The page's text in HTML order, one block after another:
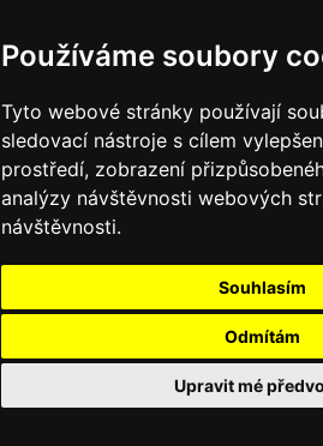
Používáme soubory
Tyto webové stránky používají
sledovací nástroje s cílem
prostředí, zobrazení
analýzy návštěvnosti webových
návštěvnosti.
Souhlasím
Odmítám
Upravit mé